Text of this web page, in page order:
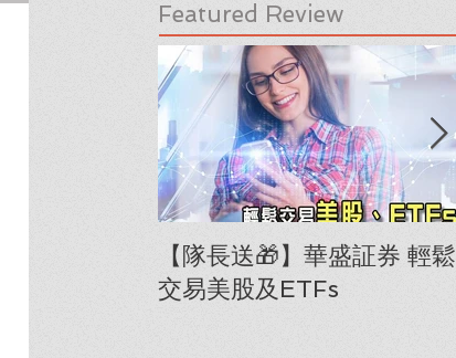
Featured Review
【隊長送🎁】華盛証券 輕鬆
交易美股及ETFs